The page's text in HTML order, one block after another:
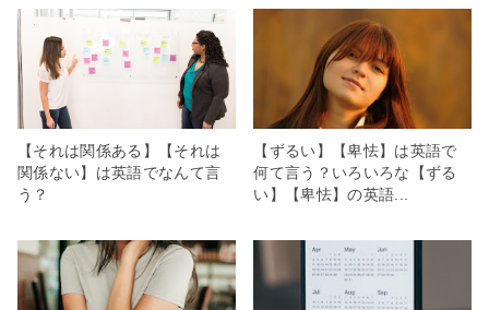
【それは関係ある】【それは
関係ない】は英語でなんて言
う？
【ずるい】【卑怯】は英語で
何て言う？いろいろな【ずる
い】【卑怯】の英語...